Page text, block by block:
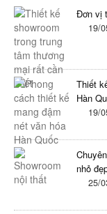
Đơn vị
19/
Thiết
Hàn
19/
nhỏ
25/